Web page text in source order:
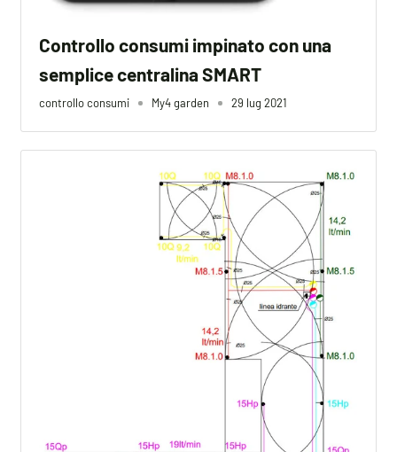
Controllo consumi impinato con una
semplice centralina SMART
controllo consumi My4 garden 29 lug 2021